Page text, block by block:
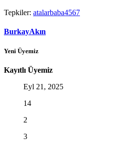
Tepkiler: atalarbaba4567
BurkayAkın
Yeni Üyemiz
Kayıtlı Üyemiz
Eyl 21, 2025
14
2
3